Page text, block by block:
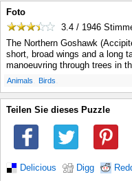
Foto
3.4 / 1946
The Northern Goshawk
short, broad wings and a long
manoeuvring through trees in
Animals Birds
Teilen Sie dieses Puzzle
Delicious Digg